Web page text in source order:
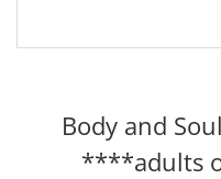
Body and
****adults